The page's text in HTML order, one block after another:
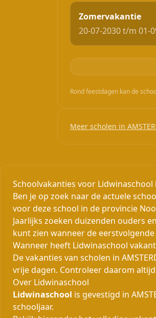
Zomervakantie
20-07-2030 t/m 01-
Rond feestdagen kan de
Meer scholen in
Schoolvakanties voor Lidwinaschool
Ben je op zoek naar de actuele
voor deze school in de provincie
Jaarlijks zoeken duizenden ouders
kunt zien wanneer de
Wanneer heeft Lidwinaschool
De vakanties van scholen in
vrije dagen. Controleer daarom
Over Lidwinaschool
Lidwinaschool is gevestigd in
schooljaar.